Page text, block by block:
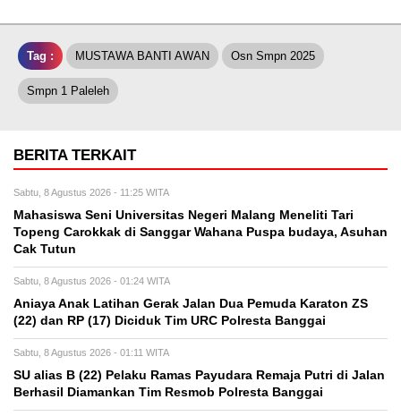
Tag : MUSTAWA BANTI AWAN Osn Smpn 2025
Smpn 1 Paleleh
BERITA TERKAIT
Sabtu, 8 Agustus 2026 - 11:25 WITA
Mahasiswa Seni Universitas Negeri Malang Meneliti Tari
Topeng Carokkak di Sanggar Wahana Puspa budaya, Asuhan
Cak Tutun
Sabtu, 8 Agustus 2026 - 01:24 WITA
Aniaya Anak Latihan Gerak Jalan Dua Pemuda Karaton ZS
(22) dan RP (17) Diciduk Tim URC Polresta Banggai
Sabtu, 8 Agustus 2026 - 01:11 WITA
SU alias B (22) Pelaku Ramas Payudara Remaja Putri di Jalan
Berhasil Diamankan Tim Resmob Polresta Banggai